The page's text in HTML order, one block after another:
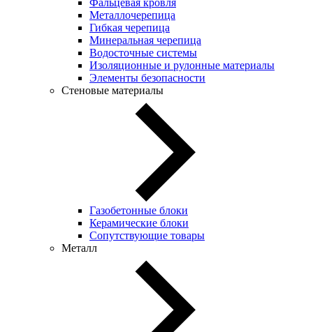
Металлочерепица
Гибкая черепица
Минеральная черепица
Водосточные системы
Изоляционные и рулонные материалы
Элементы безопасности
Стеновые материалы
Газобетонные блоки
Керамические блоки
Сопутствующие товары
Металл